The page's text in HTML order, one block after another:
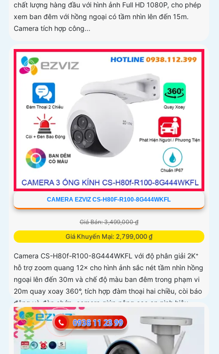
chất lượng hàng đầu với hình ảnh Full HD 1080P, cho phép
xem ban đêm với hồng ngoại có tầm nhìn lên đến 15m.
Camera tích hợp công...
CAMERA EZVIZ CS-H80F-R100-8G444WKFL
Giá Bán: 3,499,000 ₫
Giá Khuyến Mại: 2,799,000 ₫
Camera CS-H80f-R100-8G444WKFL với độ phân giải 2K⁺
hỗ trợ zoom quang 12× cho hình ảnh sắc nét tầm nhìn hồng
ngoại lên đến 30m và chế độ màu ban đêm trong phạm vi
20m quay xoay 360°, tích hợp đàm thoại hai chiều, còi báo
động và đèn chớp, camera giúp nâng cao an ninh hiệu
quả. Đạt chuẩn IP67 có khả năng chống bụi, nước, đảm
bảo hoạt động ổn định trong mọi điều kiện thời tiết